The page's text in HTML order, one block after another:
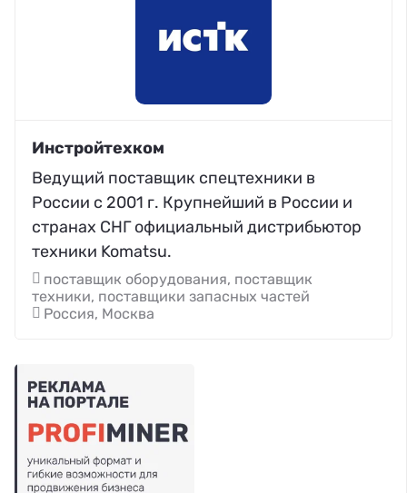
Инстройтехком
Ведущий поставщик спецтехники в
России с 2001 г. Крупнейший в России и
странах СНГ официальный дистрибьютор
техники Komatsu.
поставщик оборудования, поставщик
техники, поставщики запасных частей
Россия, Москва